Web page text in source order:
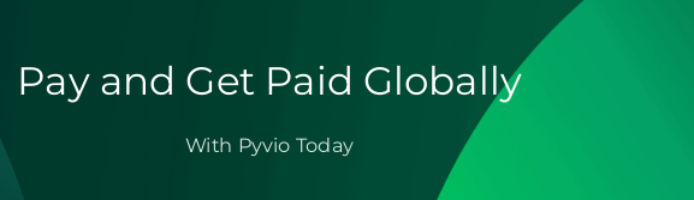
Pay and Get Paid Globally
With Pyvio Today